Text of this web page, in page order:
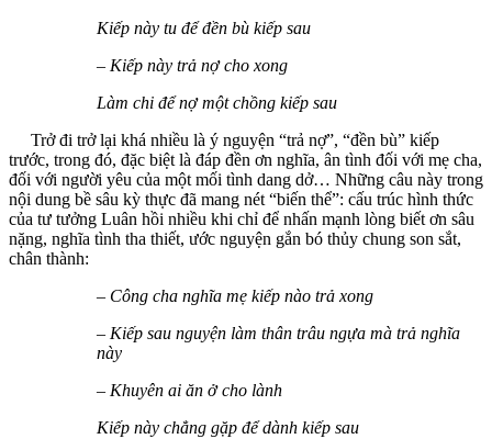
Kiếp này tu để đền bù kiếp sau
– Kiếp này trả nợ cho xong
Làm chi để nợ một chồng kiếp sau
Trở đi trở lại khá nhiều là ý nguyện “trả nợ”, “đền bù” kiếp
trước, trong đó, đặc biệt là đáp đền ơn nghĩa, ân tình đối với mẹ cha,
đối với người yêu của một mối tình dang dở… Những câu này trong
nội dung bề sâu kỳ thực đã mang nét “biến thể”: cấu trúc hình thức
của tư tưởng Luân hồi nhiều khi chỉ để nhấn mạnh lòng biết ơn sâu
nặng, nghĩa tình tha thiết, ước nguyện gắn bó thủy chung son sắt,
chân thành:
– Công cha nghĩa mẹ kiếp nào trả xong
– Kiếp sau nguyện làm thân trâu ngựa mà trả nghĩa
này
– Khuyên ai ăn ở cho lành
Kiếp này chẳng gặp để dành kiếp sau